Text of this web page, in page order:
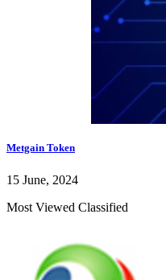
Metgain Token
15 June, 2024
Most Viewed Classified